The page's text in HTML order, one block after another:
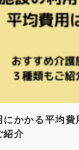
かかる平均費
紹介